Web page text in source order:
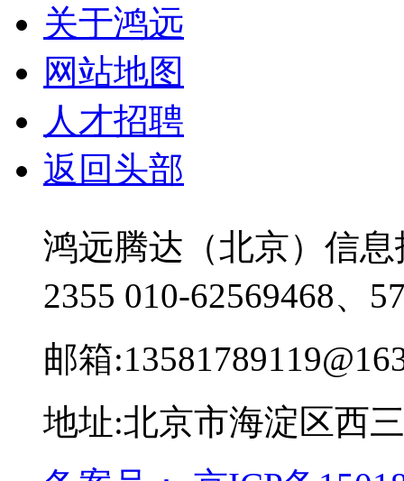
关于鸿远
网站地图
人才招聘
返回头部
鸿远腾达（北京）信
2355 010-62569468、
邮箱
地址:北京市海淀区西